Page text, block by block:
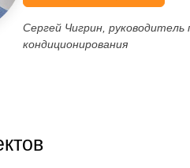
Сергей Чигрин,
кондиционирования